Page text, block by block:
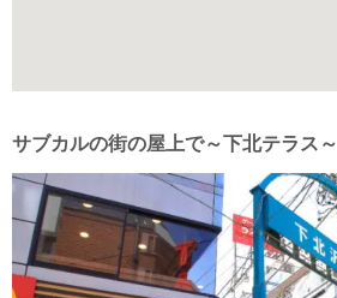
サブカルの街の屋上で～下北テラス～